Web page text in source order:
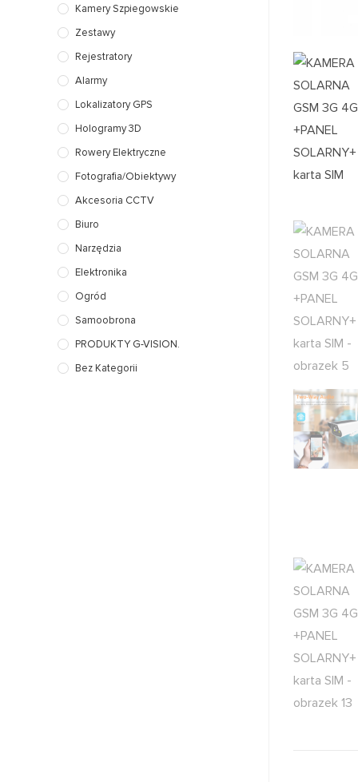
Kamery Szpiegowskie
Zestawy
Rejestratory
Alarmy
Lokalizatory GPS
Hologramy 3D
Rowery Elektryczne
Fotografia/Obiektywy
Akcesoria CCTV
Biuro
Narzędzia
Elektronika
Ogród
Samoobrona
PRODUKTY G-VISION.
Bez Kategorii